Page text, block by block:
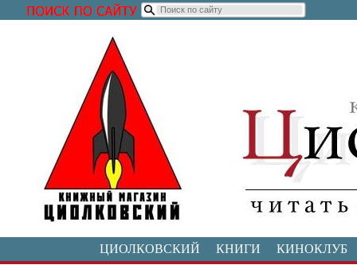
ЦИОЛКОВСКИЙ КНИГИ КИНОКЛУБ